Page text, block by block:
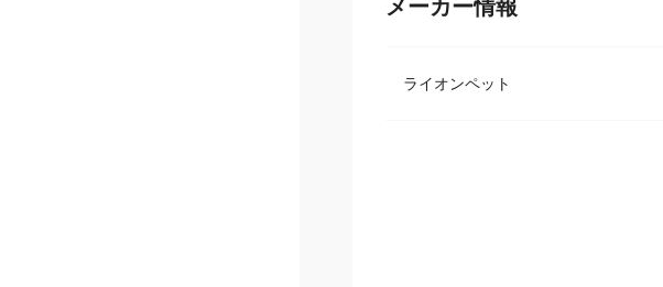
メーカー情報
ライオンペット